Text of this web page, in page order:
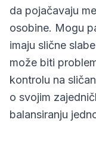
da pojačavaju
osobine. Mogu
imaju slične
može biti
kontrolu na
o svojim
balansiranju